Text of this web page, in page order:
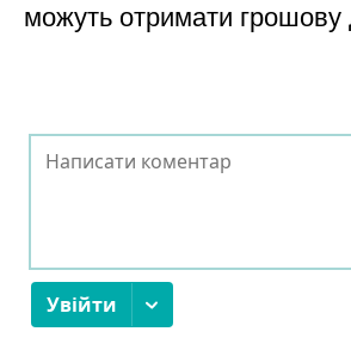
можуть отримати грошову